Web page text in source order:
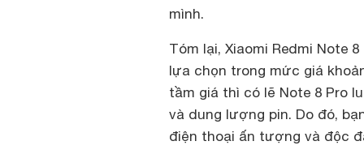
mình.
Tóm lại, Xiaomi Redmi Note
lựa chọn trong mức giá
tầm giá thì có lẽ Note 8 Pro
và dung lượng pin. Do đó,
điện thoại ấn tượng và độc